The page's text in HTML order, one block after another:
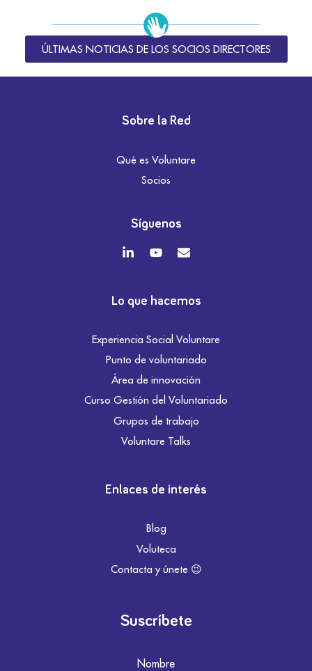
ÚLTIMAS NOTICIAS DE LOS SOCIOS DIRECTORES
Sobre la Red
Qué es Voluntare
Socios
Síguenos
Lo que hacemos
Experiencia Social Voluntare
Punto de voluntariado
Área de innovación
Curso Gestión del Voluntariado
Grupos de trabajo
Voluntare Talks
Enlaces de interés
Blog
Voluteca
Contacta y únete 😉
Suscríbete
Nombre